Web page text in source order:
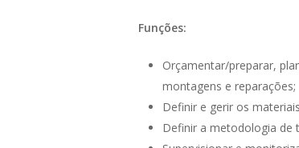
Funções:
Orçamentar/preparar,
montagens e reparações;
Definir e gerir os
Definir a metodologia de